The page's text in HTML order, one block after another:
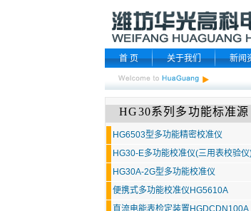
首 页 关于我们 新闻
HG30系列多功能标准源
HG6503型多功能精密校准仪
HG30-E多功能校准仪(三用表校验仪
HG30A-2G型多功能校准仪
便携式多功能校准仪HG5610A
直流电能表检定装置HGDCDN100A